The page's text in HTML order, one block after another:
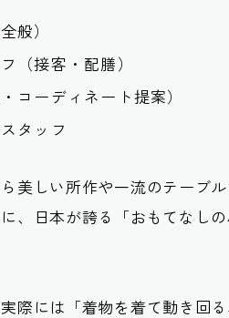
般）
（接客・配膳）
コーディネート提案）
タッフ
美しい所作や一流のテーブ
、日本が誇る「おもてなし
際には「着物を着て動き回